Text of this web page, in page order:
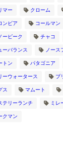
マー クローム
ンビア コールマン
ーピーク チャコ
ーバランス ノース
トン パタゴニア
ーウォータース ブ
ス マムート
テリーランチ ミレ
クマン